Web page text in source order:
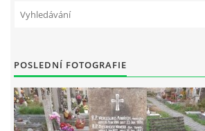
POSLEDNÍ FOTOGRAFIE